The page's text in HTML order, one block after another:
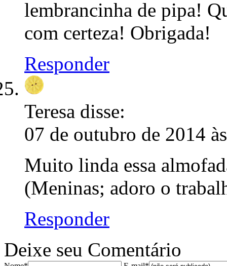
lembrancinha de pipa!
com certeza! Obrigada!
Responder
Teresa disse:
07 de outubro de 2014
Muito linda essa
(Meninas; adoro o
Responder
Deixe seu Comentário